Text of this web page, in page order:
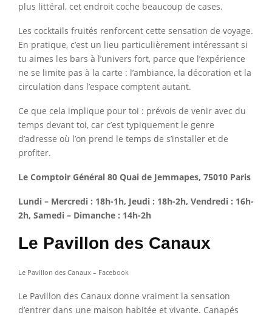
plus littéral, cet endroit coche beaucoup de cases.
Les cocktails fruités renforcent cette sensation de voyage.
En pratique, c’est un lieu particulièrement intéressant si
tu aimes les bars à l’univers fort, parce que l’expérience
ne se limite pas à la carte : l’ambiance, la décoration et la
circulation dans l’espace comptent autant.
Ce que cela implique pour toi : prévois de venir avec du
temps devant toi, car c’est typiquement le genre
d’adresse où l’on prend le temps de s’installer et de
profiter.
Le Comptoir Général 80 Quai de Jemmapes, 75010 Paris
Lundi – Mercredi : 18h-1h, Jeudi : 18h-2h, Vendredi : 16h-
2h, Samedi – Dimanche : 14h-2h
Le Pavillon des Canaux
Le Pavillon des Canaux – Facebook
Le Pavillon des Canaux donne vraiment la sensation
d’entrer dans une maison habitée et vivante. Canapés